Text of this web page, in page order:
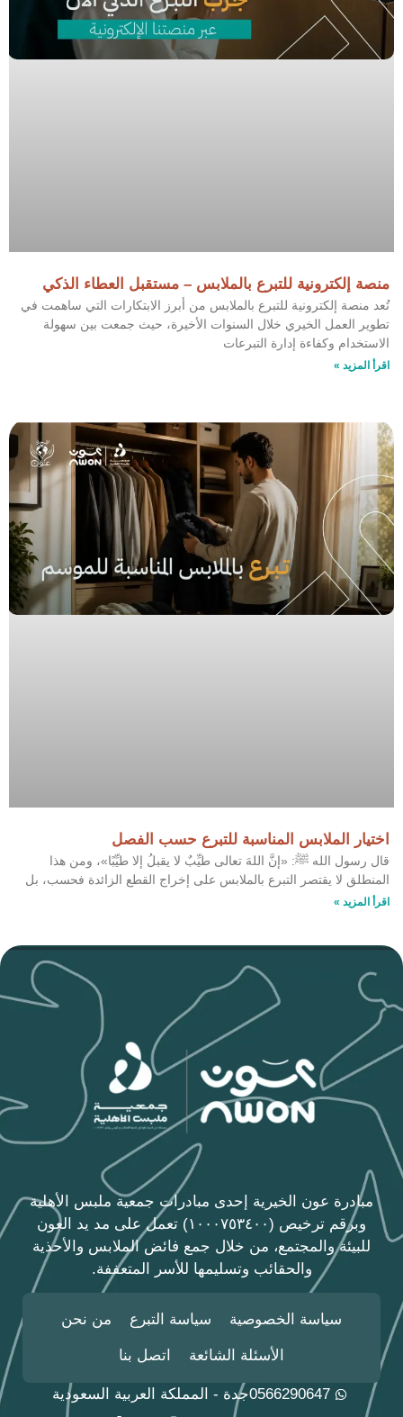
منصة إلكترونية للتبرع بالملابس – مستقبل العطاء الذكي
تُعد منصة إلكترونية للتبرع بالملابس من أبرز الابتكارات التي ساهمت في
تطوير العمل الخيري خلال السنوات الأخيرة، حيث جمعت بين سهولة
الاستخدام وكفاءة إدارة التبرعات
اقرأ المزيد »
اختيار الملابس المناسبة للتبرع حسب الفصل
قال رسول الله ﷺ: «إنَّ اللهَ تعالى طيِّبٌ لا يقبلُ إلا طيِّبًا»، ومن هذا
المنطلق لا يقتصر التبرع بالملابس على إخراج القطع الزائدة فحسب، بل
اقرأ المزيد »
مبادرة عون الخيرية إحدى مبادرات جمعية ملبس الأهلية
وبرقم ترخيص (١٠٠٠٧٥٣٤٠٠) تعمل على مد يد العون
للبيئة والمجتمع، من خلال جمع فائض الملابس والأحذية
والحقائب وتسليمها للأسر المتعففة.
سياسة الخصوصية سياسة التبرع من نحن
الأسئلة الشائعة اتصل بنا
0566290647جدة - المملكة العربية السعودية